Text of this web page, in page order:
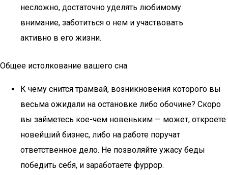
несложно, достаточно уделять любимому
внимание, заботиться о нем и участвовать
активно в его жизни.
Общее истолкование вашего сна
К чему снится трамвай, возникновения которого вы
весьма ожидали на остановке либо обочине? Скоро
вы займетесь кое-чем новеньким — может, откроете
новейший бизнес, либо на работе поручат
ответственное дело. Не позволяйте ужасу беды
победить себя, и заработаете фуррор.